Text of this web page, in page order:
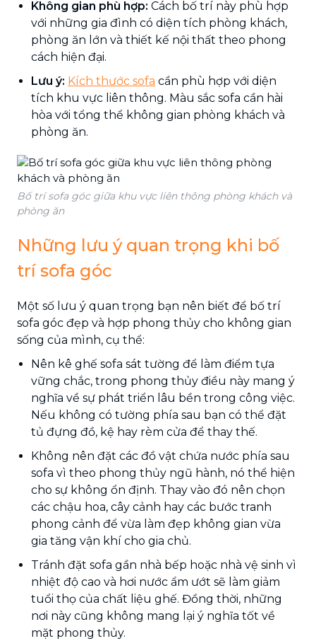
Không gian phù hợp: Cách bố trí này phù hợp
với những gia đình có diện tích phòng khách,
phòng ăn lớn và thiết kế nội thất theo phong
cách hiện đại.
Lưu ý: Kích thước sofa cần phù hợp với diện
tích khu vực liên thông. Màu sắc sofa cần hài
hòa với tổng thể không gian phòng khách và
phòng ăn.
Bố trí sofa góc giữa khu vực liên thông phòng khách và
phòng ăn
Những lưu ý quan trọng khi bố
trí sofa góc
Một số lưu ý quan trọng bạn nên biết để bố trí
sofa góc đẹp và hợp phong thủy cho không gian
sống của mình, cụ thể:
Nên kê ghế sofa sát tường để làm điểm tựa
vững chắc, trong phong thủy điều này mang ý
nghĩa về sự phát triển lâu bền trong công việc.
Nếu không có tường phía sau bạn có thể đặt
tủ đựng đồ, kệ hay rèm cửa để thay thế.
Không nên đặt các đồ vật chứa nước phía sau
sofa vì theo phong thủy ngũ hành, nó thể hiện
cho sự không ổn định. Thay vào đó nên chọn
các chậu hoa, cây cảnh hay các bước tranh
phong cảnh để vừa làm đẹp không gian vừa
gia tăng vận khí cho gia chủ.
Tránh đặt sofa gần nhà bếp hoặc nhà vệ sinh vì
nhiệt độ cao và hơi nước ẩm ướt sẽ làm giảm
tuổi thọ của chất liệu ghế. Đồng thời, những
nơi này cũng không mang lại ý nghĩa tốt về
mặt phong thủy.